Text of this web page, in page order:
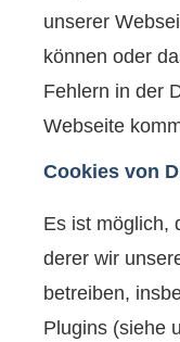
unserer
können oder
Fehlern in der
Webseite
Cookies von
Es ist möglich,
derer wir
betreiben,
Plugins (siehe